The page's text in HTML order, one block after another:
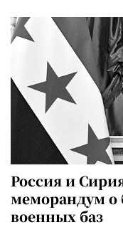
Россия и
меморандум о
военных баз